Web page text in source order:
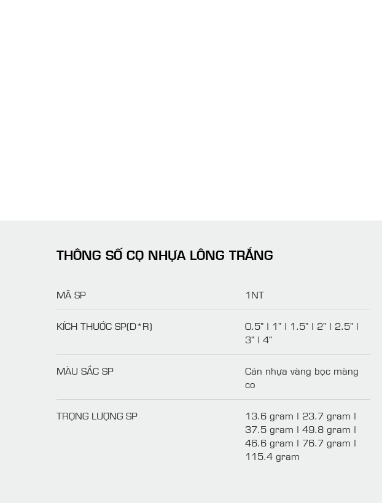
THÔNG SỐ CỌ NHỰA LÔNG TRẮNG
MÃ SP 1NT
KÍCH THƯỚC SP(D*R)
0.5" | 1" | 1.5" | 2" | 2.5" |
3" | 4"
MÀU SẮC SP
Cán nhựa vàng bọc màng
co
TRỌNG LƯỢNG SP
13.6 gram | 23.7 gram |
37.5 gram | 49.8 gram |
46.6 gram | 76.7 gram |
115.4 gram